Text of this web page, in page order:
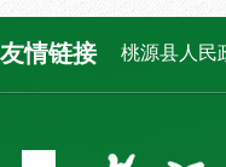
友情链接 桃源县人民